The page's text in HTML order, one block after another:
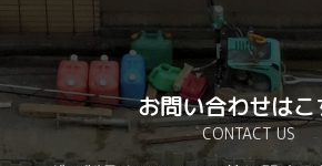
お問い合わせはこ
CONTACT US